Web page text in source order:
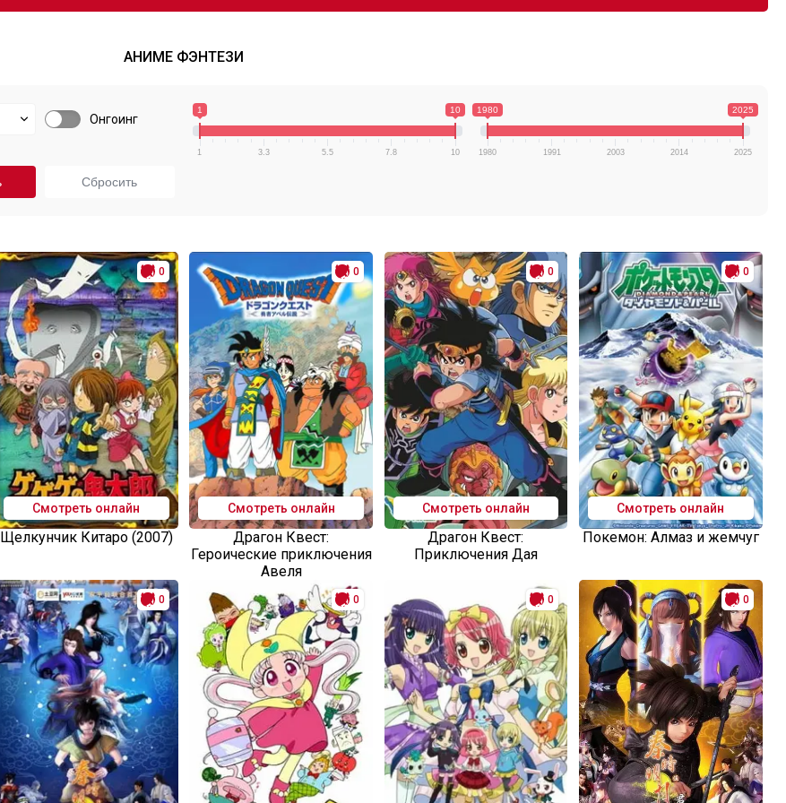
АНИМЕ ФЭНТЕЗИ
Онгоинг
1 10
1 3.3 5.5 7.8 10
1980 2025
1980 1991 2003 2014 2025
0
Смотреть онлайн
Щелкунчик Китаро (2007)
0
Смотреть онлайн
Драгон Квест:
Героические приключения
Авеля
0
Смотреть онлайн
Драгон Квест:
Приключения Дая
0
Смотреть онлайн
Покемон: Алмаз и жемчуг
0 0 0 0